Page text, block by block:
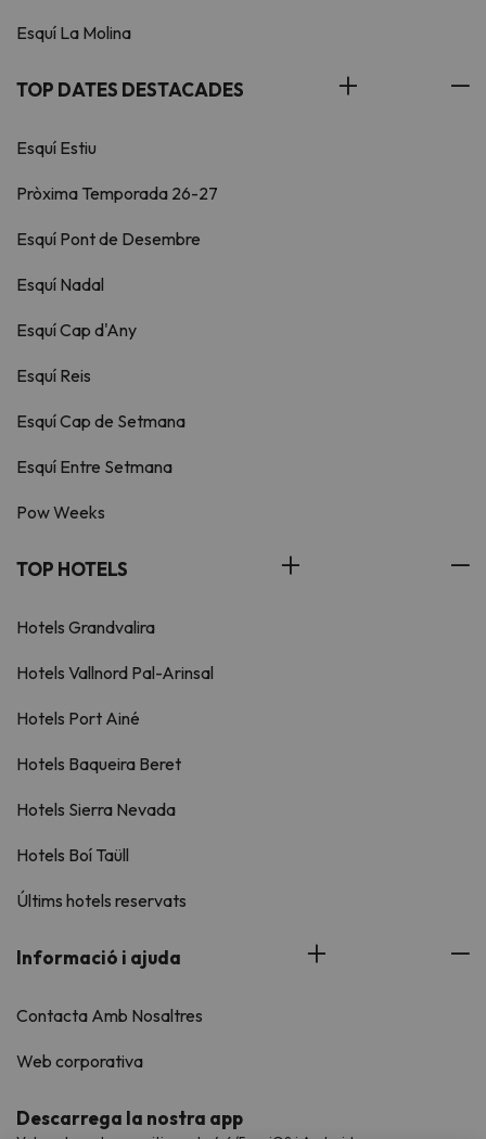
Esquí La Molina
TOP DATES DESTACADES
Esquí Estiu
Pròxima Temporada 26-27
Esquí Pont de Desembre
Esquí Nadal
Esquí Cap d'Any
Esquí Reis
Esquí Cap de Setmana
Esquí Entre Setmana
Pow Weeks
TOP HOTELS
Hotels Grandvalira
Hotels Vallnord Pal-Arinsal
Hotels Port Ainé
Hotels Baqueira Beret
Hotels Sierra Nevada
Hotels Boí Taüll
Últims hotels reservats
Informació i ajuda
Contacta Amb Nosaltres
Web corporativa
Descarrega la nostra app